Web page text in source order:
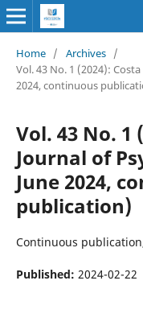
Home / Archives /
Vol. 43 No. 1 (2024):
2024, continuous
Vol. 43 No. 1
Journal of
June 2024,
publication)
Continuous
Published: 2024-02-22